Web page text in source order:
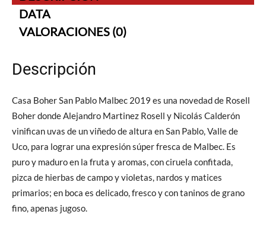
DATA
VALORACIONES (0)
Descripción
Casa Boher San Pablo Malbec 2019 es una novedad de Rosell
Boher donde Alejandro Martinez Rosell y Nicolás Calderón
vinifican uvas de un viñedo de altura en San Pablo, Valle de
Uco, para lograr una expresión súper fresca de Malbec. Es
puro y maduro en la fruta y aromas, con ciruela confitada,
pizca de hierbas de campo y violetas, nardos y matices
primarios; en boca es delicado, fresco y con taninos de grano
fino, apenas jugoso.